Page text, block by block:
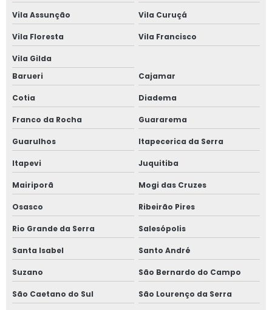
Vila Assunção Vila Curuçá
Vila Floresta Vila Francisco
Vila Gilda
Barueri
Cajamar
Cotia Diadema
Franco da Rocha Guararema
Guarulhos Itapecerica da Serra
Itapevi Juquitiba
Mairiporã Mogi das Cruzes
Osasco Ribeirão Pires
Rio Grande da Serra Salesópolis
Santa Isabel Santo André
Suzano São Bernardo do Campo
São Caetano do Sul São Lourenço da Serra